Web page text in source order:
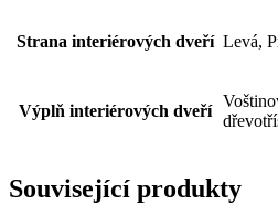
Strana interiérových dveří Levá,
Výplň interiérových dveří
Související produkty